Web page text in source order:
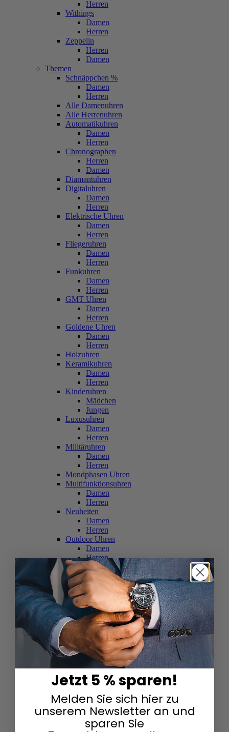
Herren
Withings
Damen
Herren
Zeppelin
Herren
Damen
Themen
Schnäppchen %
Damen
Herren
Alle Damenuhren
Alle Herrenuhren
Automatikuhren
Damen
Herren
Chronographen
Herren
Damen
Diamantuhren
Digitaluhren
Damen
Herren
Elektrische Uhren
Damen
Herren
Fliegeruhren
Damen
Herren
Funkuhren
Damen
Herren
GMT Uhren
Damen
Herren
Goldene Uhren
Damen
Herren
Holzuhren
Keramikuhren
Damen
Herren
Kinderuhren
Mädchen
Jungen
Luxusuhren
Damen
Herren
Militäruhren
Damen
Herren
Mondphasen Uhren
Multifunktionsuhren
Damen
Herren
Neuheiten
Damen
Herren
Outdoor Uhren
Damen
Herren
Schweizer Uhren
Damen
Herren
Skelettuhren
Damen
Herren
Smartwatches
Damen
Herren
Solaruhren
Herren
Damen
Sportuhren
Damen
Herren
Swarovski & Edelsteine
Damen
Herren
Jetzt 5 % sparen!
Melden Sie sich hier zu
unserem Newsletter an und
sparen Sie